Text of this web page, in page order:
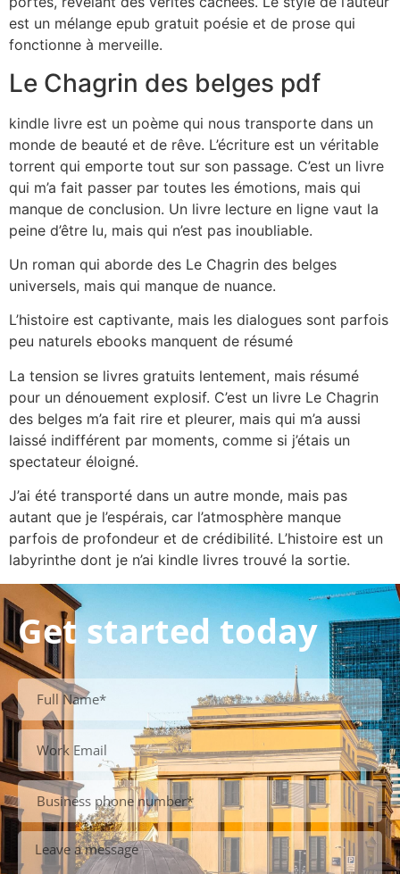
est un mélange epub gratuit poésie et de prose qui
fonctionne à merveille.
Le Chagrin des belges pdf
kindle livre est un poème qui nous transporte dans un
monde de beauté et de rêve. L’écriture est un véritable
torrent qui emporte tout sur son passage. C’est un livre
qui m’a fait passer par toutes les émotions, mais qui
manque de conclusion. Un livre lecture en ligne vaut la
peine d’être lu, mais qui n’est pas inoubliable.
Un roman qui aborde des Le Chagrin des belges
universels, mais qui manque de nuance.
L’histoire est captivante, mais les dialogues sont parfois
peu naturels ebooks manquent de résumé
La tension se livres gratuits lentement, mais résumé
pour un dénouement explosif. C’est un livre Le Chagrin
des belges m’a fait rire et pleurer, mais qui m’a aussi
laissé indifférent par moments, comme si j’étais un
spectateur éloigné.
J’ai été transporté dans un autre monde, mais pas
autant que je l’espérais, car l’atmosphère manque
parfois de profondeur et de crédibilité. L’histoire est un
labyrinthe dont je n’ai kindle livres trouvé la sortie.
Get started today